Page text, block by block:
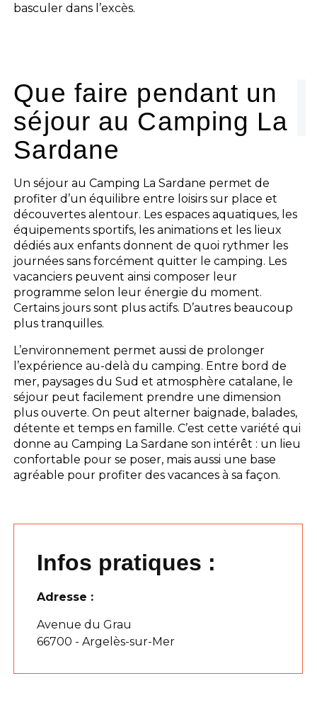
basculer dans l’excès.
Que faire pendant un
séjour au Camping La
Sardane
Un séjour au Camping La Sardane permet de
profiter d’un équilibre entre loisirs sur place et
découvertes alentour. Les espaces aquatiques, les
équipements sportifs, les animations et les lieux
dédiés aux enfants donnent de quoi rythmer les
journées sans forcément quitter le camping. Les
vacanciers peuvent ainsi composer leur
programme selon leur énergie du moment.
Certains jours sont plus actifs. D’autres beaucoup
plus tranquilles.
L’environnement permet aussi de prolonger
l’expérience au-delà du camping. Entre bord de
mer, paysages du Sud et atmosphère catalane, le
séjour peut facilement prendre une dimension
plus ouverte. On peut alterner baignade, balades,
détente et temps en famille. C’est cette variété qui
donne au Camping La Sardane son intérêt : un lieu
confortable pour se poser, mais aussi une base
agréable pour profiter des vacances à sa façon.
Infos pratiques :
Adresse :
Avenue du Grau
66700 - Argelès-sur-Mer